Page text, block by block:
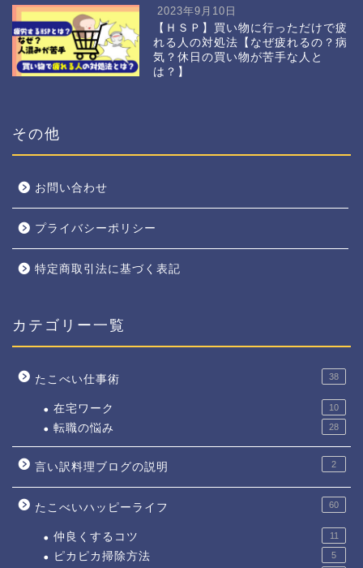
2023年9月10日
【ＨＳＰ】買い物に行っただけで疲
れる人の対処法【なぜ疲れるの？病
気？休日の買い物が苦手な人と
は？】
その他
お問い合わせ
プライバシーポリシー
特定商取引法に基づく表記
カテゴリー一覧
たこべい仕事術 38
在宅ワーク 10
転職の悩み 28
言い訳料理ブログの説明 2
たこべいハッピーライフ 60
仲良くするコツ 11
ピカピカ掃除方法 5